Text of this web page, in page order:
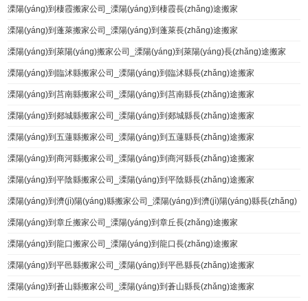
溧陽(yáng)到棲霞搬家公司_溧陽(yáng)到棲霞長(zhǎng)途搬家
溧陽(yáng)到蓬萊搬家公司_溧陽(yáng)到蓬萊長(zhǎng)途搬家
溧陽(yáng)到萊陽(yáng)搬家公司_溧陽(yáng)到萊陽(yáng)長(zhǎng)途搬家
溧陽(yáng)到臨沭縣搬家公司_溧陽(yáng)到臨沭縣長(zhǎng)途搬家
溧陽(yáng)到莒南縣搬家公司_溧陽(yáng)到莒南縣長(zhǎng)途搬家
溧陽(yáng)到郯城縣搬家公司_溧陽(yáng)到郯城縣長(zhǎng)途搬家
溧陽(yáng)到五蓮縣搬家公司_溧陽(yáng)到五蓮縣長(zhǎng)途搬家
溧陽(yáng)到商河縣搬家公司_溧陽(yáng)到商河縣長(zhǎng)途搬家
溧陽(yáng)到平陰縣搬家公司_溧陽(yáng)到平陰縣長(zhǎng)途搬家
溧陽(yáng)到濟(jì)陽(yáng)縣搬家公司_溧陽(yáng)到濟(jì)陽(yáng)縣長(zhǎng)
途搬家
溧陽(yáng)到章丘搬家公司_溧陽(yáng)到章丘長(zhǎng)途搬家
溧陽(yáng)到龍口搬家公司_溧陽(yáng)到龍口長(zhǎng)途搬家
溧陽(yáng)到平邑縣搬家公司_溧陽(yáng)到平邑縣長(zhǎng)途搬家
溧陽(yáng)到蒼山縣搬家公司_溧陽(yáng)到蒼山縣長(zhǎng)途搬家